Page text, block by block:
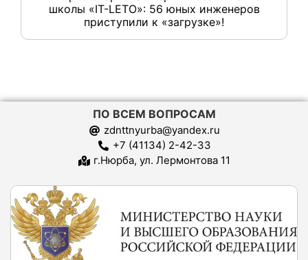
школы «IT-LETO»: 56 юных инженеров
приступили к «загрузке»!
ПО ВСЕМ ВОПРОСАМ
zdnttnyurba@yandex.ru
+7 (41134) 2-42-33
г.Нюрба, ул. Лермонтова 11